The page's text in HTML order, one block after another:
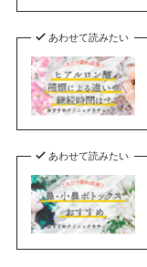
あわせて読みたい
あわせて読みたい